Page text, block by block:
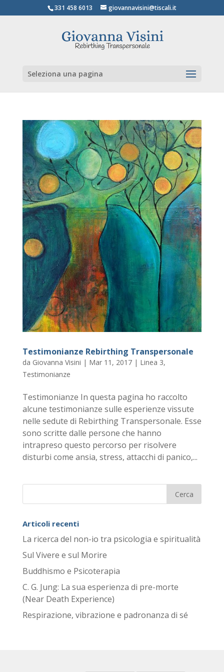
331 458 6013 giovannavisini@tiscali.it
Seleziona una pagina
Testimonianze Rebirthing Transpersonale
da Giovanna Visini | Mar 11, 2017| Linea 3,
Testimonianze
Testimonianze In questa pagina ho raccolto
alcune testimonianze sulle esperienze vissute
nelle sedute di Rebirthing Transpersonale. Esse
sono scritte dalle persone che hanno
intrapreso questo percorso per risolvere
disturbi come ansia, stress, attacchi di panico,...
Articoli recenti
La ricerca del non-io tra psicologia e spiritualità
Sul Vivere e sul Morire
Buddhismo e Psicoterapia
C. G. Jung: La sua esperienza di pre-morte
(Near Death Experience)
Respirazione, vibrazione e padronanza di sé